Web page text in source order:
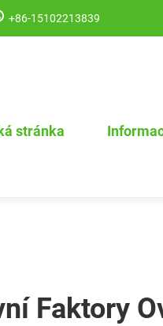
+86-15102213839
stránka
Faktory